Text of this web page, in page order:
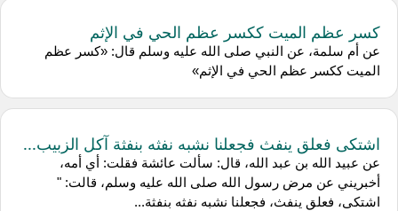
كسر عظم الميت ككسر عظم الحي في الإثم
عن أم سلمة، عن النبي صلى الله عليه وسلم قال: «كسر عظم
الميت ككسر عظم الحي في الإثم»
اشتكى فعلق ينفث فجعلنا نشبه نفثه بنفثة آكل الزبيب...
عن عبيد الله بن عبد الله، قال: سألت عائشة فقلت: أي أمه،
أخبريني عن مرض رسول الله صلى الله عليه وسلم، قالت: "
اشتكى، فعلق ينفث، فجعلنا نشبه نفثه بنفثة...